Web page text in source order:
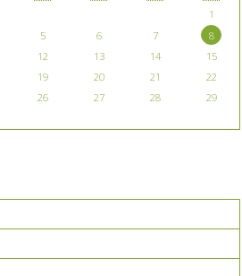
1
5 6 7
8
12 13 14
15
19 20 21
22
26 27 28
29